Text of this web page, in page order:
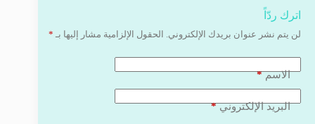
اترك ردّاً
لن يتم نشر عنوان بريدك الإلكتروني. الحقول الإلزامية مشار إليها بـ *
الاسم*
البريد الإلكتروني*